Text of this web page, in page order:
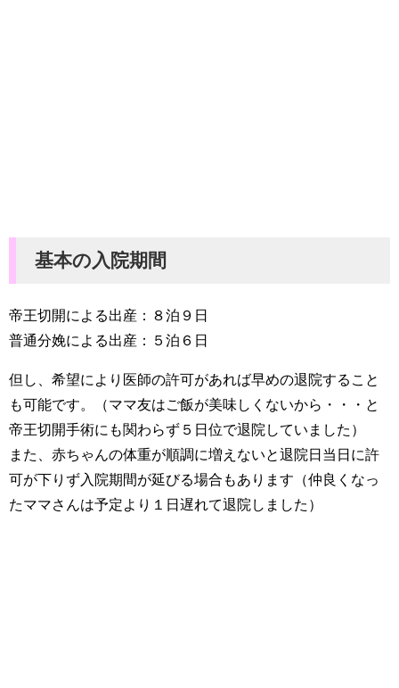
基本の入院期間
帝王切開による出産：８泊９日
普通分娩による出産：５泊６日
但し、希望により医師の許可があれば早めの退院すること
も可能です。（ママ友はご飯が美味しくないから・・・と
帝王切開手術にも関わらず５日位で退院していました）
また、赤ちゃんの体重が順調に増えないと退院日当日に許
可が下りず入院期間が延びる場合もあります（仲良くなっ
たママさんは予定より１日遅れて退院しました）